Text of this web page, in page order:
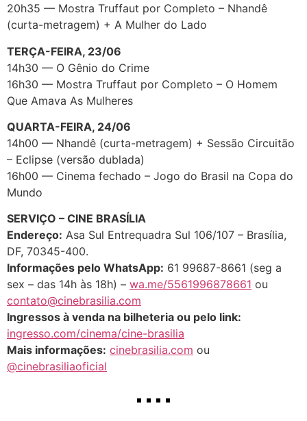
20h35 — Mostra Truffaut por Completo – Nhandê
(curta-metragem) + A Mulher do Lado
TERÇA-FEIRA, 23/06
14h30 — O Gênio do Crime
16h30 — Mostra Truffaut por Completo – O Homem
Que Amava As Mulheres
QUARTA-FEIRA, 24/06
14h00 — Nhandê (curta-metragem) + Sessão Circuitão
– Eclipse (versão dublada)
16h00 — Cinema fechado – Jogo do Brasil na Copa do
Mundo
SERVIÇO – CINE BRASÍLIA
Endereço: Asa Sul Entrequadra Sul 106/107 – Brasília,
DF, 70345-400.
Informações pelo WhatsApp: 61 99687-8661 (seg a
sex – das 14h às 18h) – wa.me/5561996878661 ou
contato@cinebrasilia.com
Ingressos à venda na bilheteria ou pelo link:
ingresso.com/cinema/cine-brasilia
Mais informações: cinebrasilia.com ou
@cinebrasiliaoficial